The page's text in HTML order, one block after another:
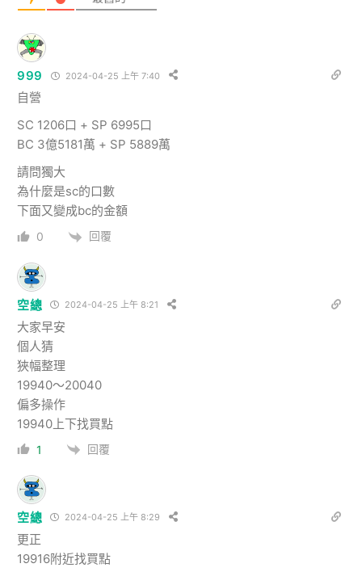
999 2024-04-25 上午 7:40
自營
SC 1206口 + SP 6995口
BC 3億5181萬 + SP 5889萬
請問獨大
為什麼是sc的口數
下面又變成bc的金額
0 回覆
空總 2024-04-25 上午 8:21
大家早安
個人猜
狹幅整理
19940～20040
偏多操作
19940上下找買點
1 回覆
空總 2024-04-25 上午 8:29
更正
19916附近找買點